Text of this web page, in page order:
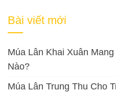
Bài viết mới
Múa Lân Khai Xuân
Nào?
Múa Lân Trung Thu Cho